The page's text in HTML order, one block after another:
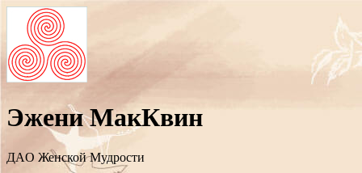
Эжени МакКвин
ДAO Женской Мудрости